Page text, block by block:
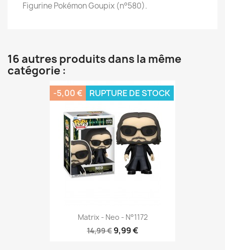
Figurine Pokémon Goupix (n°580).
16 autres produits dans la même
catégorie :
Matrix - Neo - N°1172
14,99 € 9,99 €
-5,00 € RUPTURE DE STOCK